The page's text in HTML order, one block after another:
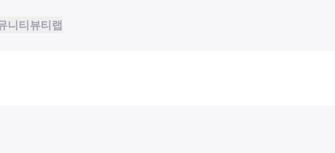
니티뷰티랩